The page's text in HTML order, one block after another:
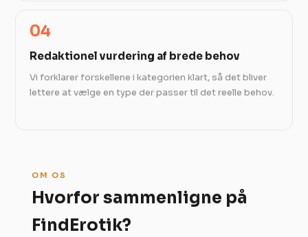
04
Redaktionel vurdering af brede behov
Vi forklarer forskellene i kategorien klart, så det bliver
lettere at vælge en type der passer til det reelle behov.
OM OS
Hvorfor sammenligne på
FindErotik?